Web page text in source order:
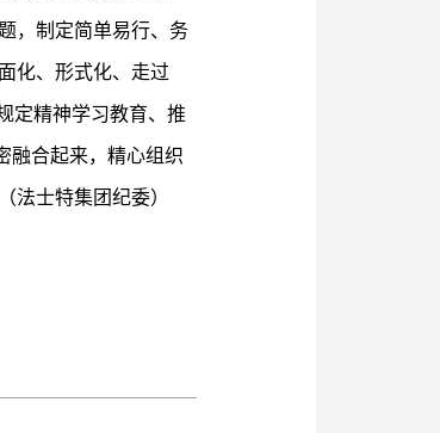
，制定简单易行、务
化、形式化、走过
定精神学习教育、推
融合起来，精心组织
法士特集团纪委）